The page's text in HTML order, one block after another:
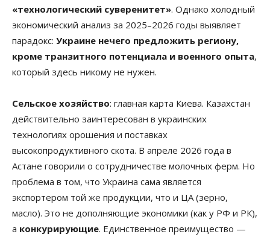
«технологический суверенитет». Однако холодный
экономический анализ за 2025–2026 годы выявляет
парадокс: Украине нечего предложить региону,
кроме транзитного потенциала и военного опыта,
который здесь никому не нужен.
Сельское хозяйство: главная карта Киева. Казахстан
действительно заинтересован в украинских
технологиях орошения и поставках
высокопродуктивного скота. В апреле 2026 года в
Астане говорили о сотрудничестве молочных ферм. Но
проблема в том, что Украина сама является
экспортером той же продукции, что и ЦА (зерно,
масло). Это не дополняющие экономики (как у РФ и РК),
а конкурирующие. Единственное преимущество —